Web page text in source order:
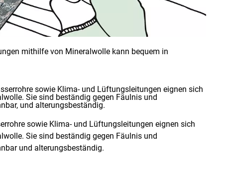
mithilfe von Mineralwolle kann bequem in
sowie Klima- und Lüftungsleitungen eignen sich
Sie sind beständig gegen Fäulnis und
und alterungsbeständig.